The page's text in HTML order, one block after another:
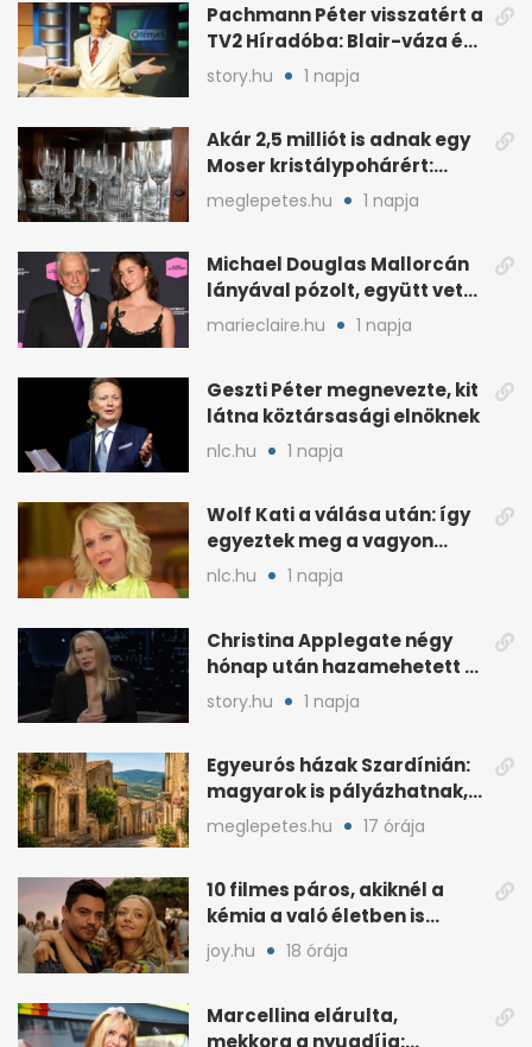
Pachmann Péter visszatért a
TV2 Híradóba: Blair-váza és
császári kézfogás
story.hu 1 napja
Akár 2,5 milliót is adnak egy
Moser kristálypohárért:
otthon is lapulhat
meglepetes.hu 1 napja
Michael Douglas Mallorcán
lányával pózolt, együtt vette
át az elismerést
marieclaire.hu 1 napja
Geszti Péter megnevezte, kit
látna köztársasági elnöknek
nlc.hu 1 napja
Wolf Kati a válása után: így
egyeztek meg a vagyon
megosztásáról
nlc.hu 1 napja
Christina Applegate négy
hónap után hazamehetett a
kórházból, de hallgatnak az
okokról
story.hu 1 napja
Egyeurós házak Szardínián:
magyarok is pályázhatnak,
de vannak feltételek
meglepetes.hu 17 órája
10 filmes páros, akiknél a
kémia a való életben is
féltékenységet szült
joy.hu 18 órája
Marcellina elárulta,
mekkora a nyugdíja: